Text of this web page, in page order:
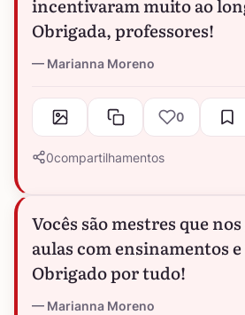
incentivaram muito ao
Obrigada, professores!
Marianna Moreno
0
0compartilhamentos
Vocês são mestres que
aulas com ensinamentos
Obrigado por tudo!
Marianna Moreno